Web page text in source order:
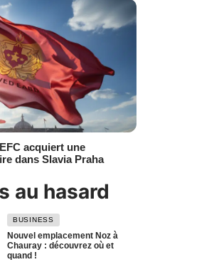
acquiert une
dans Slavia Praha
au hasard
BUSINESS
Nouvel emplacement Noz à
Chauray : découvrez où et
quand !